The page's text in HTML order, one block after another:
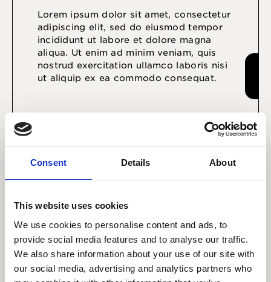
Consent Details About
This website uses cookies
We use cookies to personalise content and ads, to
provide social media features and to analyse our traffic.
We also share information about your use of our site with
our social media, advertising and analytics partners who
Lorem ipsum dolor sit amet, consectetur
adipiscing elit, sed do eiusmod tempor
incididunt ut labore et dolore magna
aliqua. Ut enim ad minim veniam, quis
nostrud exercitation ullamco laboris nisi
ut aliquip ex ea commodo consequat.
Halvårsrapporter